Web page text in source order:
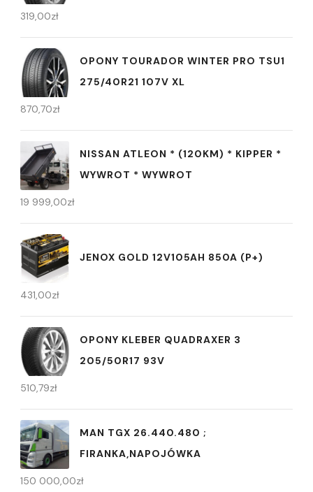
319,00zł
OPONY TOURADOR WINTER PRO TSU1
275/40R21 107V XL
870,70zł
NISSAN ATLEON * (120KM) * KIPPER *
WYWROT * WYWROT
19 999,00zł
JENOX GOLD 12V105AH 850A (P+)
431,00zł
OPONY KLEBER QUADRAXER 3
205/50R17 93V
510,79zł
MAN TGX 26.440.480 ;
FIRANKA,NAPOJÓWKA
150 000,00zł